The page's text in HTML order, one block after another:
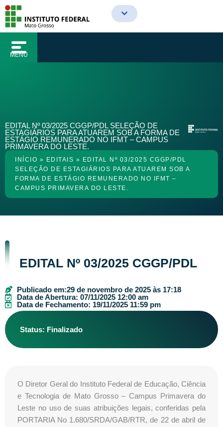
conteúdo
para
conteúdo
MENU
EDITAL Nº 03/2025 CGGP/PDL SELEÇÃO DE
ESTAGIÁRIOS PARA ATUAREM SOB A FORMA DE
ESTÁGIO REMUNERADO NO IFMT – CAMPUS
PRIMAVERA DO LESTE.
INÍCIO » EDITAIS » EDITAL Nº 03/2025 CGGP/PDL
SELEÇÃO DE ESTAGIÁRIOS PARA ATUAREM SOB A
FORMA DE ESTÁGIO REMUNERADO NO IFMT –
CAMPUS PRIMAVERA DO LESTE.
EDITAL Nº 03/2025 CGGP/PDL
Publicado em:29 de novembro de 2025 às 17:18
Data de Abertura: 07/11/2025 12:00 am
Data de Fechamento: 19/11/2025 11:59 pm
Status: Finalizado
O Diretor Geral do Instituto Federal de Educação, Ciência
e Tecnologia de Mato Grosso – Campus Primavera do
Leste no uso de suas atribuições legais, conferidas pela
PORTARIA No 1.680/SRDA/GAB/RTR, de 22 de abril de